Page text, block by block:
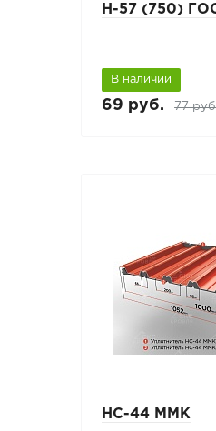
Н-57 (750)
В наличии
69 руб. 77
НС-44 ММК